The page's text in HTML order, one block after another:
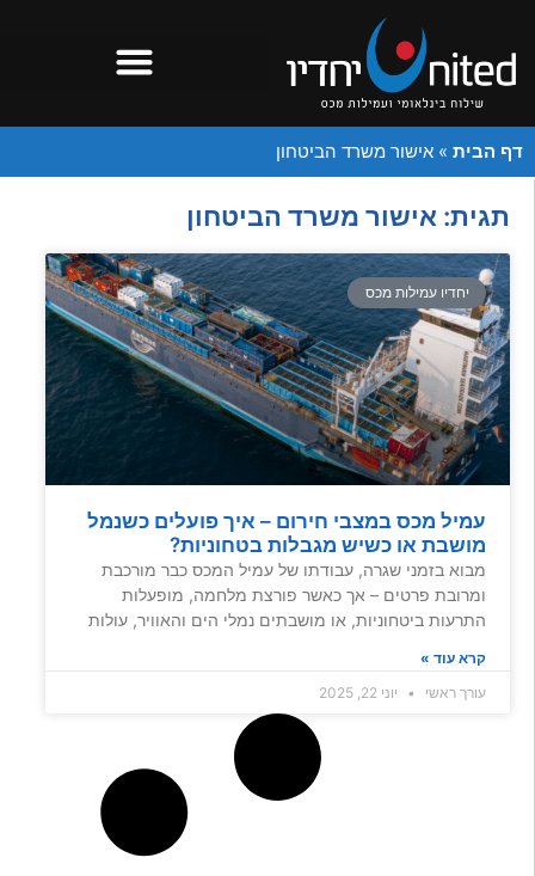
דף הבית » אישור משרד הביטחון
תגית: אישור משרד הביטחון
יחדיו עמילות מכס
עמיל מכס במצבי חירום – איך פועלים כשנמל
מושבת או כשיש מגבלות בטחוניות?
מבוא בזמני שגרה, עבודתו של עמיל המכס כבר מורכבת
ומרובת פרטים – אך כאשר פורצת מלחמה, מופעלות
התרעות ביטחוניות, או מושבתים נמלי הים והאוויר, עולות
קרא עוד »
עורך ראשי
יוני 22, 2025